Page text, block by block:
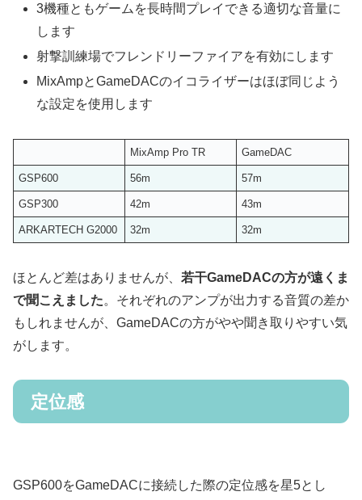
3機種ともゲームを長時間プレイできる適切な音量に
します
射撃訓練場でフレンドリーファイアを有効にします
MixAmpとGameDACのイコライザーはほぼ同じよう
な設定を使用します
MixAmp Pro TR GameDAC
GSP600 56m 57m
GSP300 42m 43m
ARKARTECH G2000 32m 32m
ほとんど差はありませんが、 若干GameDACの方が遠くま
で聞こえました。それぞれのアンプが出力する音質の差か
もしれませんが、GameDACの方がやや聞き取りやすい気
がします。
定位感
GSP600をGameDACに接続した際の定位感を星5とし